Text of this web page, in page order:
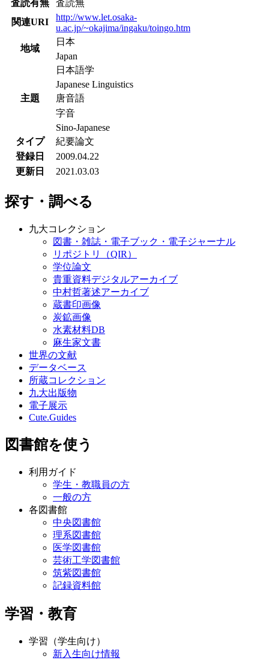
査読有無
査読無
関連URI
http://www.let.osaka-
u.ac.jp/~okajima/ingaku/toingo.htm
地域
日本
Japan
主題
日本語学
Japanese Linguistics
唐音語
字音
Sino-Japanese
タイプ
紀要論文
登録日
2009.04.22
更新日
2021.03.03
探す・調べる
九大コレクション
図書・雑誌・電子ブック・電子ジャーナル
リポジトリ（QIR）
学位論文
貴重資料デジタルアーカイブ
中村哲著述アーカイブ
蔵書印画像
炭鉱画像
水素材料DB
麻生家文書
世界の文献
データベース
所蔵コレクション
九大出版物
電子展示
Cute.Guides
図書館を使う
利用ガイド
学生・教職員の方
一般の方
各図書館
中央図書館
理系図書館
医学図書館
芸術工学図書館
筑紫図書館
記録資料館
学習・教育
学習（学生向け）
新入生向け情報